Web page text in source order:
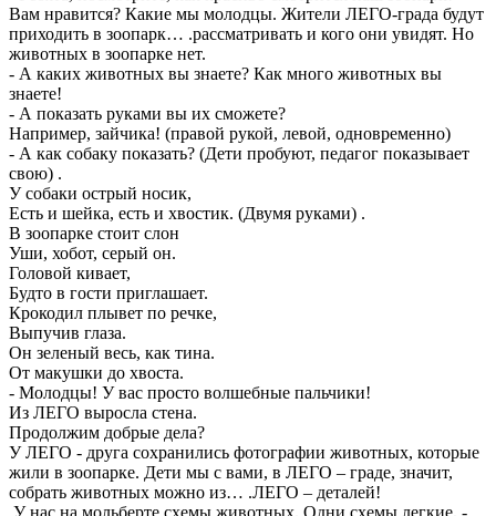
Вам нравится? Какие мы молодцы. Жители ЛЕГО-града будут
приходить в зоопарк… .рассматривать и кого они увидят. Но
животных в зоопарке нет.
- А каких животных вы знаете? Как много животных вы
знаете!
- А показать руками вы их сможете?
Например, зайчика! (правой рукой, левой, одновременно)
- А как собаку показать? (Дети пробуют, педагог показывает
свою) .
У собаки острый носик,
Есть и шейка, есть и хвостик. (Двумя руками) .
В зоопарке стоит слон
Уши, хобот, серый он.
Головой кивает,
Будто в гости приглашает.
Крокодил плывет по речке,
Выпучив глаза.
Он зеленый весь, как тина.
От макушки до хвоста.
- Молодцы! У вас просто волшебные пальчики!
Из ЛЕГО выросла стена.
Продолжим добрые дела?
У ЛЕГО - друга сохранились фотографии животных, которые
жили в зоопарке. Дети мы с вами, в ЛЕГО – граде, значит,
собрать животных можно из… .ЛЕГО – деталей!
У нас на мольберте схемы животных. Одни схемы легкие, -